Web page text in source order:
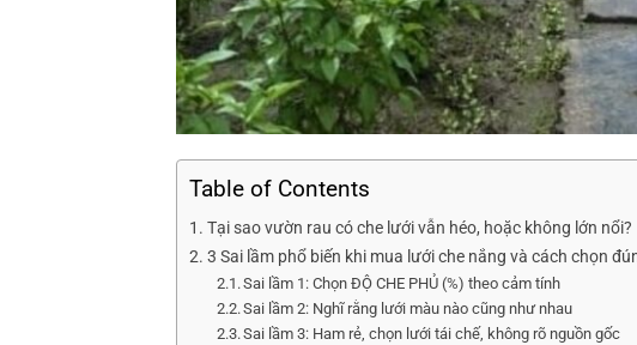
Table of Contents
Tại sao vườn rau có che lưới vẫn héo, hoặc không lớn nổi?
3 Sai lầm phổ biến khi mua lưới che nắng và cách chọn
Sai lầm 1: Chọn ĐỘ CHE PHỦ (%) theo cảm tính
Sai lầm 2: Nghĩ rằng lưới màu nào cũng như nhau
Sai lầm 3: Ham rẻ, chọn lưới tái chế, không rõ nguồn gốc